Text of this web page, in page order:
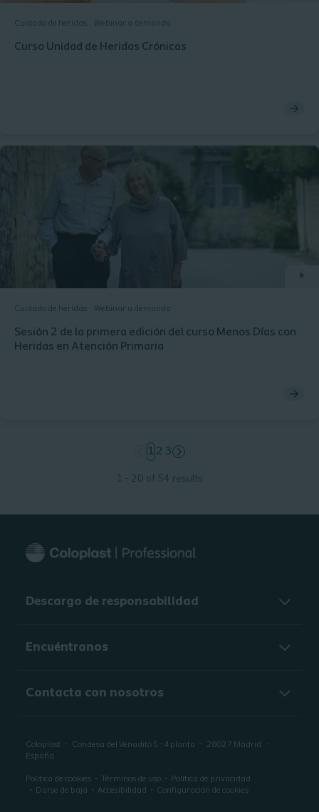
Cuidado de heridas Webinar a demanda
Curso Unidad de Heridas Crónicas
Cuidado de heridas Webinar a demanda
Sesión 2 de la primera edición del curso Menos Días con
Heridas en Atención Primaria
page
1 page
2 page
3
1 - 20 of 54 results
Descargo de responsabilidad
Encuéntranos
Contacta con nosotros
Coloplast Condesa del Venadito 5 - 4 planta 28027 Madrid
España
Política de cookies Términos de uso
Política de privacidad
Darse de baja
Accesibilidad Configuración de cookies